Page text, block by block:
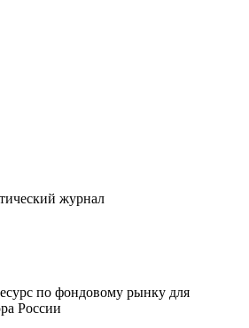
конференция «Рынок капитала
журнал